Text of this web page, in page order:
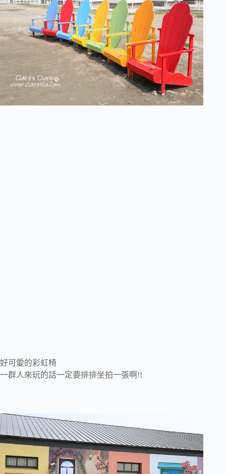
好可愛的彩虹椅
一群人來玩的話一定要排排坐拍一張啊!!